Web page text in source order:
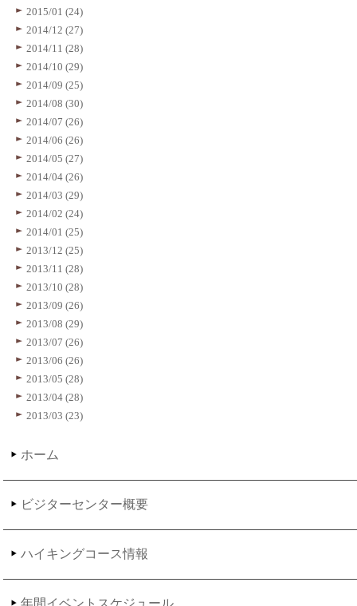
2015/01 (24)
2014/12 (27)
2014/11 (28)
2014/10 (29)
2014/09 (25)
2014/08 (30)
2014/07 (26)
2014/06 (26)
2014/05 (27)
2014/04 (26)
2014/03 (29)
2014/02 (24)
2014/01 (25)
2013/12 (25)
2013/11 (28)
2013/10 (28)
2013/09 (26)
2013/08 (29)
2013/07 (26)
2013/06 (26)
2013/05 (28)
2013/04 (28)
2013/03 (23)
ホーム
ビジターセンター概要
ハイキングコース情報
年間イベントスケジュール